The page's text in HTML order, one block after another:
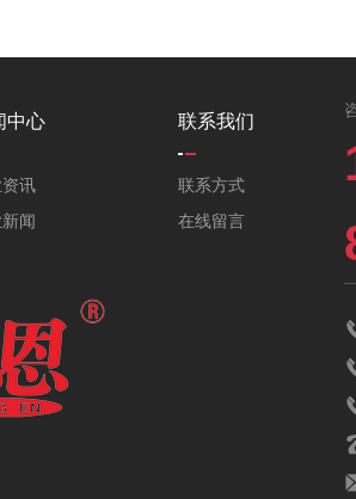
中心
讯
闻
联系我们
联系方式
在线留言